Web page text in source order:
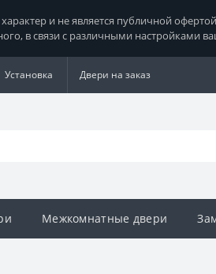
и не является публичной
в связи с различными настройками
Установка Двери на заказ
Межкомнатные двери